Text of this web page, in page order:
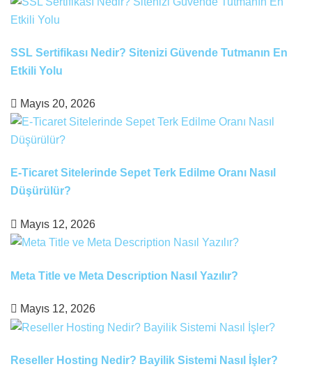
SSL Sertifikası Nedir? Sitenizi Güvende Tutmanın En
Etkili Yolu
Mayıs 20, 2026
E-Ticaret Sitelerinde Sepet Terk Edilme Oranı Nasıl
Düşürülür?
Mayıs 12, 2026
Meta Title ve Meta Description Nasıl Yazılır?
Mayıs 12, 2026
Reseller Hosting Nedir? Bayilik Sistemi Nasıl İşler?